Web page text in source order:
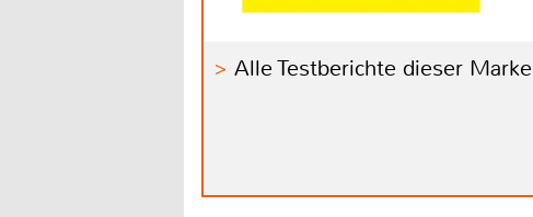
Alle Testberichte dieser Marke